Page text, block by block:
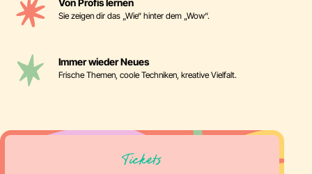
Von Profis lernen
Sie zeigen dir das „Wie“ hinter dem „Wow“.
Immer wieder Neues
Frische Themen, coole Techniken, kreative Vielfalt.
Tickets